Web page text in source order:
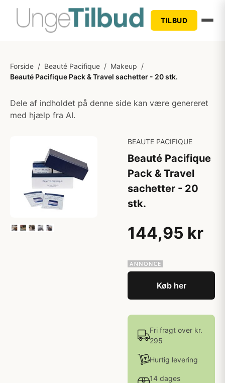
TILBUD
Forside / Beauté Pacifique / Makeup /
Beauté Pacifique Pack & Travel sachetter - 20 stk.
Dele af indholdet på denne side kan være genereret
med hjælp fra AI.
BEAUTE PACIFIQUE
Beauté Pacifique
Pack & Travel
sachetter - 20
stk.
144,95 kr
Køb her
Fri fragt over kr.
295
Hurtig levering
14 dages